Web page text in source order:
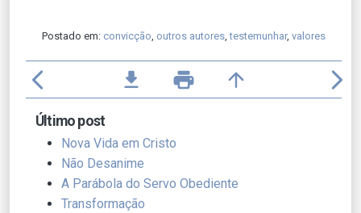
Postado em: convicção, outros autores,testemunhar, valores
arrow_back_ios file_download print arrow_upward arrow_forward_ios
Último post
Nova Vida em Cristo
Não Desanime
A Parábola do Servo Obediente
Transformação